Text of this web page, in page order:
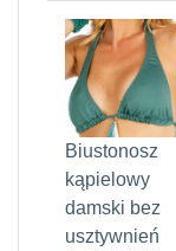
Biustonosz
kąpielowy
damski bez
usztywnień